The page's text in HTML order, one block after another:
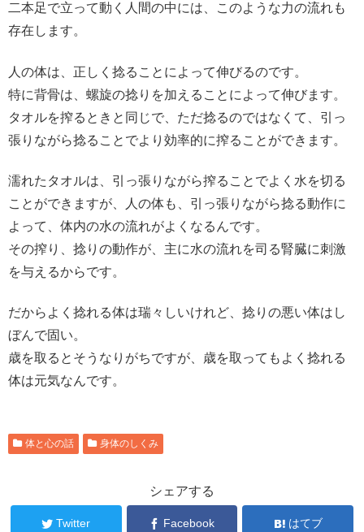
二本足で立って動く人間の中には、このような力の流れも
存在します。
人の体は、正しく捻ることによって伸びるのです。
特に背骨は、螺旋の捻りを加えることによって伸びます。
タオルを搾るときと同じで、ただ捻るのではなくて、引っ
張りながら捻ることでより効率的に搾ることができます。
濡れたタオルは、引っ張りながら搾ることでよく水を切る
ことができますが、人の体も、引っ張りながら捻る動作に
よって、体内の水の流れがよくなるんです。
その搾り、捻りの動作が、主に水の流れを司る腎臓に刺激
を与えるからです。
だからよく捻れる体は瑞々しいけれど、捻りの悪い体はし
ぼんで固い。
歳を取るとそうなりがちですが、歳を取ってもよく捻れる
体は元気なんです。
体と心の話 身体のしくみ
シェアする
Twitter Facebook はてブ